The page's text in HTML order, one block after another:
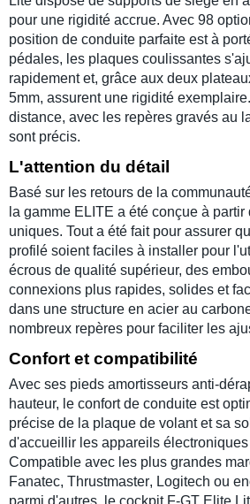
pour une rigidité accrue. Avec 98
position de conduite parfaite est à
pédales, les plaques coulissantes
rapidement et, grâce aux deux
5mm, assurent une rigidité
distance, avec les repères gravés au
sont précis.
L'attention du détail
Basé sur les retours de la
la gamme ELITE a été conçue à partir
uniques. Tout a été fait pour assurer
profilé soient faciles à installer pour
écrous de qualité supérieur, des
connexions plus rapides, solides et
dans une structure en acier au
nombreux repères pour faciliter les
Confort et compatibilité
Avec ses pieds amortisseurs anti-
hauteur, le confort de conduite est
précise de la plaque de volantet sa
d'accueillir les appareils
Compatible avec les plus grandes
Fanatec, Thrustmaster, Logitech ou
parmi d'autres, le cockpit F-GT Elite